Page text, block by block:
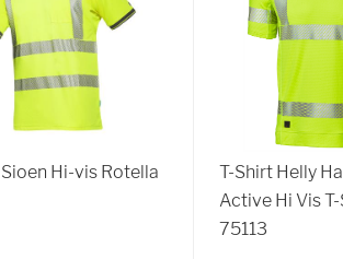
Hi-vis Rotella
T-Shirt Helly
Active Hi Vis
75113